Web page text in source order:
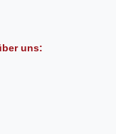
uns: